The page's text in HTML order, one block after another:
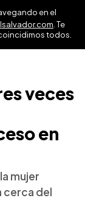
en el
. Te
todos.
veces
en
mujer
cerca del